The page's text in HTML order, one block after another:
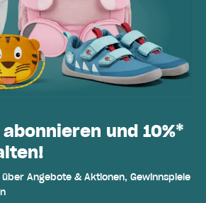
und 10%*
Angebote & Aktionen, Gewinnspiele